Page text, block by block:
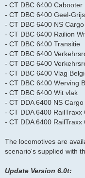
- CT DBC 6400 Cabooter
- CT DBC 6400 Geel-Grijs
- CT DBC 6400 NS Cargo
- CT DBC 6400 Railion
- CT DBC 6400 Transitie
- CT DBC 6400
- CT DBC 6400
- CT DBC 6400 Vlag
- CT DBC 6400 Werving
- CT DBC 6400 Wit vlak
- CT DDA 6400 NS
- CT DDA 6400 RailTraxx
- CT DDA 6400 RailTraxx
The locomotives are
scenario's supplied with
Update Version 6.0t: